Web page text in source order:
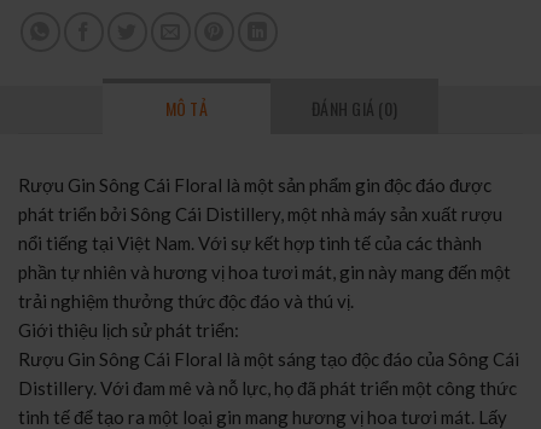
MÔ TẢ ĐÁNH GIÁ (0)
Rượu Gin Sông Cái Floral là một sản phẩm gin độc đáo được
phát triển bởi Sông Cái Distillery, một nhà máy sản xuất rượu
nổi tiếng tại Việt Nam. Với sự kết hợp tinh tế của các thành
phần tự nhiên và hương vị hoa tươi mát, gin này mang đến một
trải nghiệm thưởng thức độc đáo và thú vị.
Giới thiệu lịch sử phát triển:
Rượu Gin Sông Cái Floral là một sáng tạo độc đáo của Sông Cái
Distillery. Với đam mê và nỗ lực, họ đã phát triển một công thức
tinh tế để tạo ra một loại gin mang hương vị hoa tươi mát. Lấy